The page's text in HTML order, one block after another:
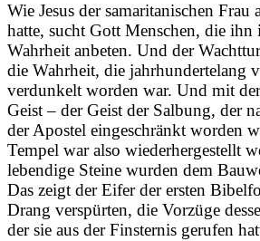
Wie Jesus der samaritanischen Frau
hatte, sucht Gott Menschen, die
Wahrheit anbeten. Und der
die Wahrheit, die jahrhundertelang
verdunkelt worden war. Und mit
Geist – der Geist der Salbung, der
der Apostel eingeschränkt worden
Tempel war also wiederhergestellt
lebendige Steine wurden dem
Das zeigt der Eifer der ersten
Drang verspürten, die Vorzüge
der sie aus der Finsternis gerufen